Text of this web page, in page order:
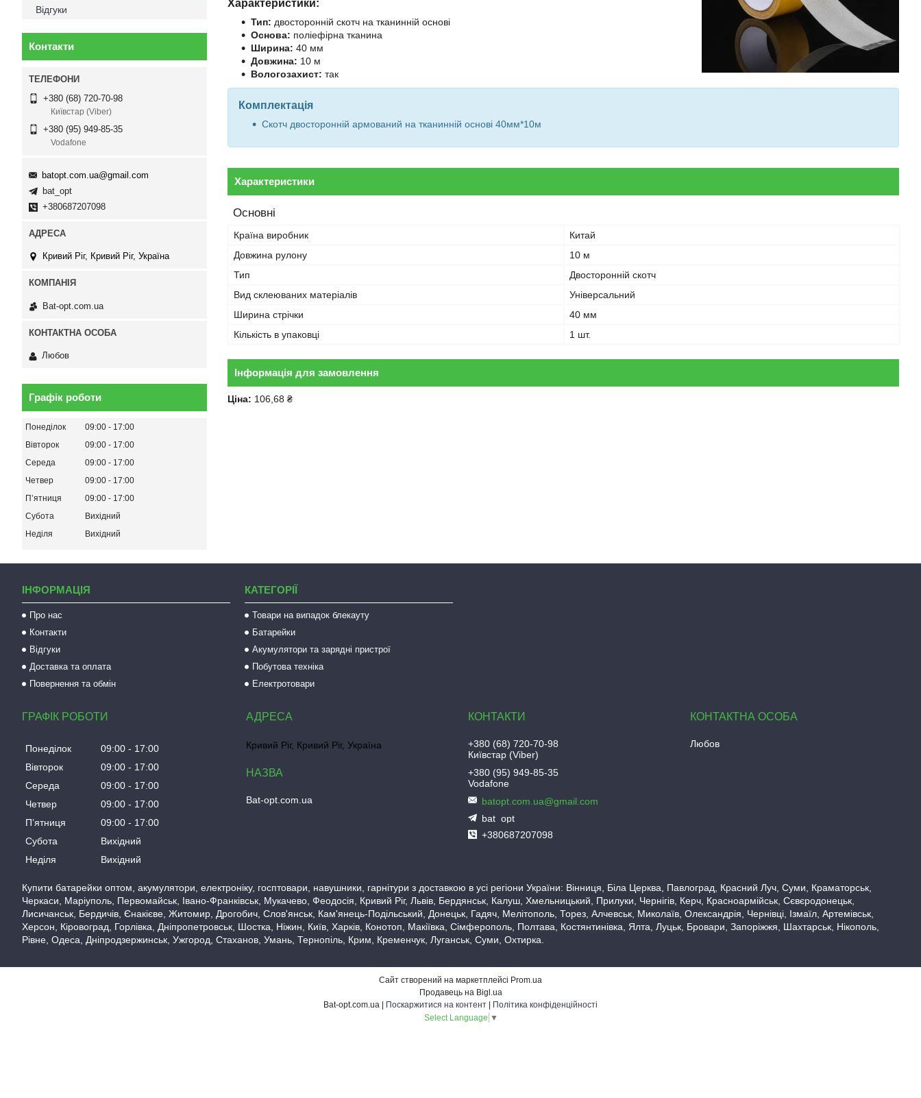
Характеристики:
Тип: двосторонній скотч на тканинній основі
Основа: поліефірна тканина
Ширина: 40 мм
Довжина: 10 м
Вологозахист: так
Комплектація
Скотч двосторонній армований на тканинній основі 40мм*10м
Характеристики
Основні
Країна виробник
Китай
Довжина рулону
10 м
Тип
Двосторонній скотч
Вид склеюваних матеріалів
Універсальний
Ширина стрічки
40 мм
Кількість в упаковці
1 шт.
Інформація для замовлення
Ціна: 106,68 ₴
Відгуки
Контакти
+380 (68) 720-70-98
Київстар (Viber)
+380 (95) 949-85-35
Vodafone
batopt.com.ua@gmail.com
bat_opt
+380687207098
Кривий Ріг, Кривий Ріг, Україна
Bat-opt.com.ua
Любов
Графік роботи
Понеділок 09:00
17:00
Вівторок
09:00
17:00
Середа
09:00
17:00
Четвер
09:00
17:00
Пʼятниця
09:00
17:00
Субота
Вихідний
Неділя
Вихідний
ІНФОРМАЦІЯ
Про нас
Контакти
Відгуки
Доставка та оплата
Повернення та обмін
КАТЕГОРІЇ
Товари на випадок блекауту
Батарейки
Акумулятори та зарядні пристрої
Побутова техніка
Електротовари
ГРАФІК РОБОТИ
Понеділок 09:00
17:00
Вівторок
09:00
17:00
Середа
09:00
17:00
Четвер
09:00
17:00
Пʼятниця
09:00
17:00
Субота
Вихідний
Неділя
Вихідний
Кривий Ріг, Кривий Ріг, Україна
Bat-opt.com.ua
+380 (68) 720-70-98
Київстар (Viber)
+380 (95) 949-85-35
Vodafone
batopt.com.ua@gmail.com
bat_opt
+380687207098
Любов
Купити батарейки оптом, акумулятори, електроніку, госптовари, навушники, гарнітури з доставкою в усі регіони України: Вінниця, Біла Церква, Павлоград, Красний Луч, Суми, Краматорськ,
Черкаси, Маріуполь, Первомайськ, Івано-Франківськ, Мукачево, Феодосія, Кривий Ріг, Львів, Бердянськ, Калуш, Хмельницький, Прилуки, Чернігів, Керч, Красноармійськ, Сєвєродонецьк,
Лисичанськ, Бердичів, Єнакієве, Житомир, Дрогобич, Слов'янськ, Кам'янець-Подільський, Донецьк, Гадяч, Мелітополь, Торез, Алчевськ, Миколаїв, Олександрія, Чернівці, Ізмаїл, Артемівськ,
Херсон, Кіровоград, Горлівка, Дніпропетровськ, Шостка, Ніжин, Київ, Харків, Конотоп, Макіївка, Сімферополь, Полтава, Костянтинівка, Ялта, Луцьк, Бровари, Запоріжжя, Шахтарськ, Нікополь,
Рівне, Одеса, Дніпродзержинськ, Ужгород, Стаханов, Умань, Тернопіль, Крим, Кременчук, Луганськ, Суми, Охтирка.
Сайт створений на маркетплейсі Prom.ua
Продавець на Bigl.ua
Поскаржитися на контент
Політика конфіденційності
Select Language ▼